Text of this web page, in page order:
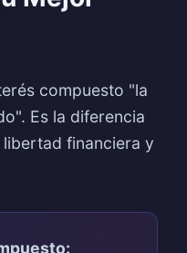
compuesto "la
Es la diferencia
financiera y